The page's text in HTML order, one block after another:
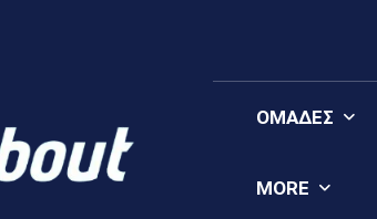
ΟΜΆΔΕΣ
MORE